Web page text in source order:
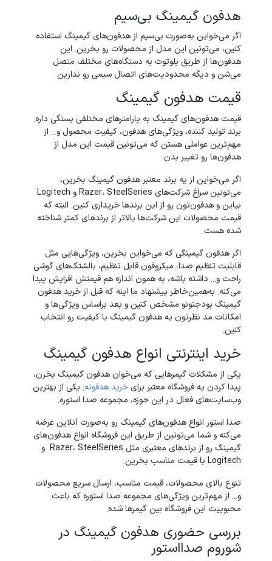
هدفون گیمینگ بی‌سیم
اگر می‌خواین به‌صورت بی‌سیم از هدفون‌‌های گیمینگ استفاده
کنین، می‌تونین این مدل از محصولات رو بخرین. این
هدفون‌ها از طریق بلوتوث به دستگاه‌های مختلف متصل
می‌شن و دیگه محدودیت‌های اتصال سیمی رو ندارین.
قیمت هدفون گیمینگ
قیمت هدفون‌های گیمینگ به پارامترهای مختلفی بستگی داره.
برند تولید کننده، ویژگی‌های هدفون، کیفیت محصول و... از
مهم‌ترین عواملی هستن که می‌تونین قیمت این مدل از
هدفون‌ها رو تغییر بدن.
اگر می‌خواین از یه برند معتبر هدفون گیمینگ بخرین،
می‌تونین سراغ شرکت‌های Razer، SteelSeries و Logitech
بیاین و هدفون‌تون رو از این برندها خریداری کنین. البته که
قیمت محصولات این شرکت‌ها بالاتر از برندهای کمتر شناخته
شده هست.
اگر هدفون گیمینگی که می‌خواین بخرین، ویژگی‌هایی مثل
قابلیت تنظیم صدا، میکروفون قابل تنظیم، بالشتک‌های گوشی
راحت و... داشته باشه، به همون اندازه هم قیمتش افزایش پیدا
می‌کنه. به‌همین‌خاطر پیشنهاد ما اینه که قبل از خرید هدفون
گیمینگ بودجتونو مشخص کنین و بعد براساس ویژگی‌ها و
امکانات مد نظرتون یه هدفون گیمینگ با کیفیت رو انتخاب
کنین.
خرید اینترنتی انواع هدفون گیمینگ
یکی از مشکلات گیمرهایی که می‌خوان هدفون گیمینگ بخرن،
پیدا کردن یه فروشگاه معتبر برایخرید هدفونه. یکی از بهترین
وب‌سایت‌های فعال در این حوزه، مجموعه صدا استوره.
صدا استور انواع هدفون‌های گیمینگ رو به‌صورت آنلاین عرضه
می‌کنه و شما می‌تونین از طریق این فروشگاه انواع هدفون‌های
گیمینگ رو از برندهای معتبری مثل Razer، SteelSeries و
Logitech با قیمت مناسب بخرین.
تنوع بالای محصولات، قیمت مناسب، ارسال سریع محصولات
و... از مهم‌ترین ویژگی‌های مجموعه صدا استوره که باعث
محبوبیت این فروشگاه بین گیمرها شده.
بررسی حضوری هدفون گیمینگ در
شوروم صدااستور